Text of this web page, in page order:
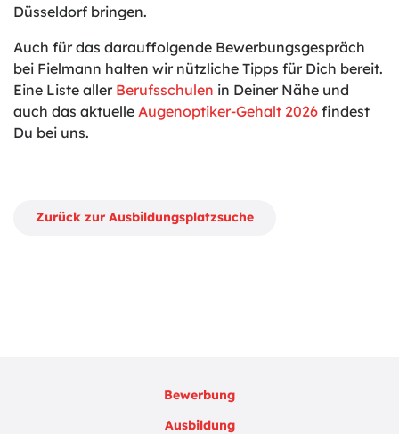
Düsseldorf bringen.
Auch für das darauffolgende Bewerbungsgespräch
bei Fielmann halten wir nützliche Tipps für Dich bereit.
Eine Liste aller Berufsschulen in Deiner Nähe und
auch das aktuelle Augenoptiker-Gehalt 2026 findest
Du bei uns.
Zurück zur Ausbildungsplatzsuche
Bewerbung
Ausbildung